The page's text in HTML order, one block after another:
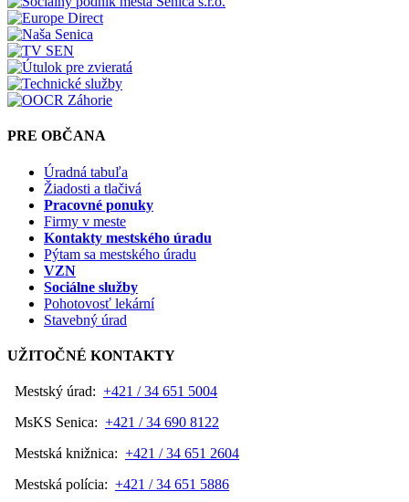
PRE OBČANA
Úradná tabuľa
Žiadosti a tlačivá
Pracovné ponuky
Firmy v meste
Kontakty mestského úradu
Pýtam sa mestského úradu
VZN
Sociálne služby
Pohotovosť lekární
Stavebný úrad
UŽITOČNÉ KONTAKTY
Mestský úrad: +421 / 34 651 5004
MsKS Senica: +421 / 34 690 8122
Mestská knižnica: +421 / 34 651 2604
Mestská polícia: +421 / 34 651 5886